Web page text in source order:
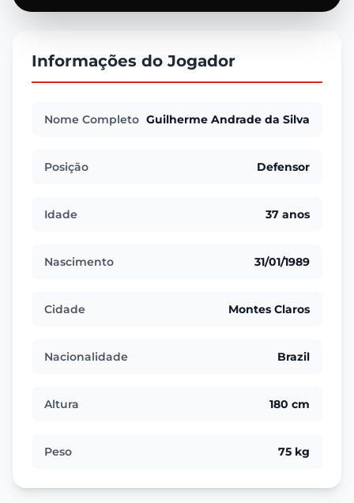
Informações do Jogador
Nome Completo Guilherme Andrade da Silva
Posição Defensor
Idade 37 anos
Nascimento 31/01/1989
Cidade Montes Claros
Nacionalidade Brazil
Altura 180 cm
Peso 75 kg